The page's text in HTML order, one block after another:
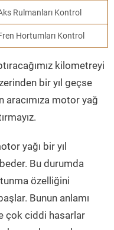
Rulmanları Kontrol
Hortumları Kontrol
kilometreyi
bir yıl geçse
motor yağ
yağı bir yıl
Bu durumda
özelliğini
Bunun anlamı
çok ciddi hasarlar